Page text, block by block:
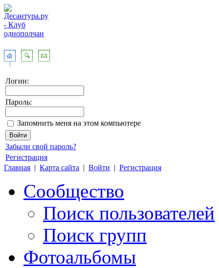
Логин:
Пароль:
Запомнить меня на этом компьютере
Забыли свой пароль?
Регистрация
Главная | Карта сайта | Войти | Регистрация
Сообщество
Поиск пользователей
Поиск групп
Фотоальбомы